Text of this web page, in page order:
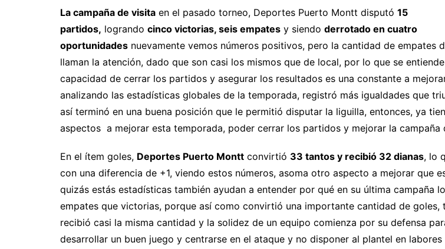
La campaña de visita en el pasado torneo, Deportes Puerto Montt disputó 15
partidos, logrando cinco victorias, seis empates y siendo derrotado en cuatro
oportunidades nuevamente vemos números positivos, pero la cantidad de empates
llaman la atención, dado que son casi los mismos que de local, por lo que se
capacidad de cerrar los partidos y asegurar los resultados es una constante a
analizando las estadísticas globales de la temporada, registró más igualdades que
así terminó en una buena posición que le permitió disputar la liguilla, entonces, ya
aspectos a mejorar esta temporada, poder cerrar los partidos y mejorar la campaña
En el ítem goles, Deportes Puerto Montt convirtió 33 tantos y recibió 32 dianas, lo
con una diferencia de +1, viendo estos números, asoma otro aspecto a mejorar que
quizás estás estadísticas también ayudan a entender por qué en su última campaña
empates que victorias, porque así como convirtió una importante cantidad de goles,
recibió casi la misma cantidad y la solidez de un equipo comienza por su defensa
desarrollar un buen juego y centrarse en el ataque y no disponer al plantel en labores